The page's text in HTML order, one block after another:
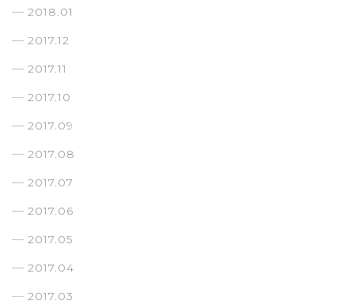
2018.01
2017.12
2017.11
2017.10
2017.09
2017.08
2017.07
2017.06
2017.05
2017.04
2017.03